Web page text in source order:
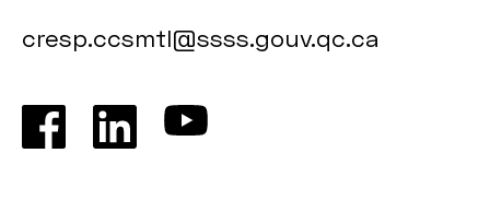
cresp.ccsmtl@ssss.gouv.qc.ca